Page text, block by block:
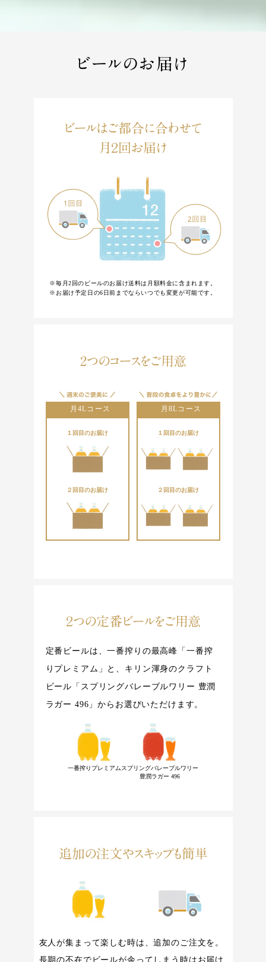
ビールのお届け
ビールはご都合に合わせて
月２回お届け
※毎月2回のビールのお届け送料は月額料金に含まれます。
※お届け予定日の6日前までならいつでも変更が可能です。
2つのコースをご用意
月4Lコース
１回目のお届け
２回目のお届け
月8Lコース
１回目のお届け
２回目のお届け
２つの定番ビールをご用意
定番ビールは、一番搾りの最高峰「一番搾
りプレミアム」と、 キリン渾身のクラフト
ビール「スプリングバレーブルワリー 豊潤
ラガー 496」から お選びいただけます。
一番搾りプレミアムスプリングバレーブルワリー
豊潤ラガー 496
追加の注文やスキップも簡単
友人が集まって楽しむ時は、追加のご注文を。
長期の不在でビールが余ってしまう時はお届け